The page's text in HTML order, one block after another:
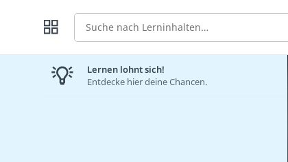
Suche
Lernen lohnt sich!
Entdecke hier deine Chancen.